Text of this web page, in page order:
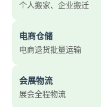
个人搬家、企业搬迁
电商仓储
电商退货批量运输
会展物流
展会全程物流